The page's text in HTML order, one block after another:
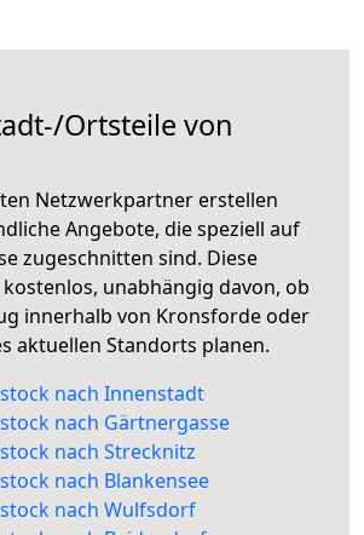
Ortsteile von
Netzwerkpartner erstellen
Angebote, die speziell auf
zugeschnitten sind. Diese
unabhängig davon, ob
innerhalb von Kronsforde oder
aktuellen Standorts planen.
nach Innenstadt
nach Gärtnergasse
nach Strecknitz
nach Blankensee
nach Wulfsdorf